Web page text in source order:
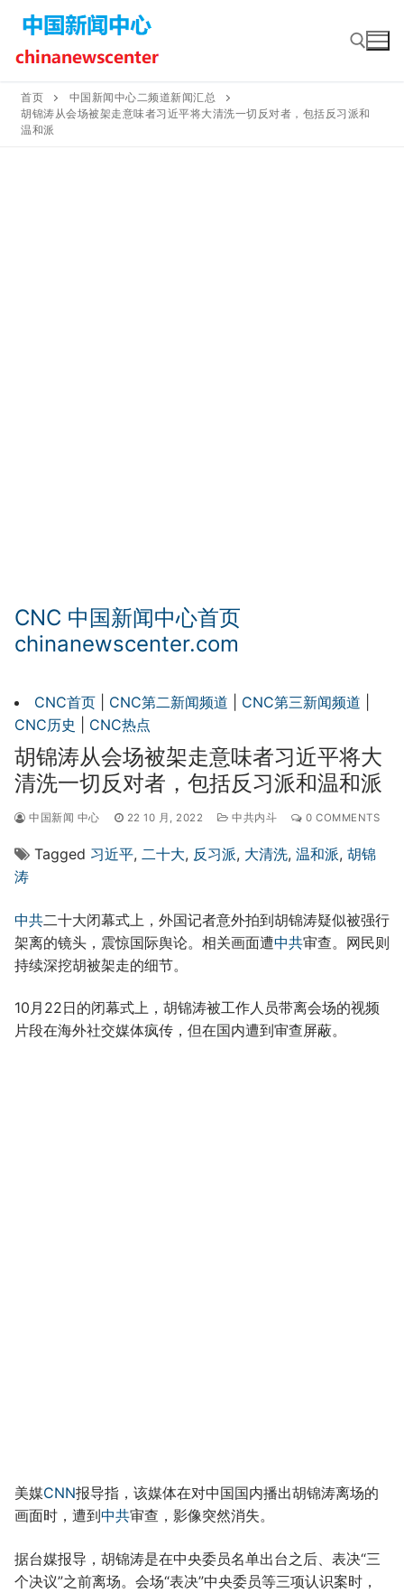
content
Search for:
首页
中国新闻中心二频道新闻汇总
胡锦涛从会场被架走意味者习近平将大清洗一切反对者，包括反习派和
温和派
CNC 中国新闻中心首页
chinanewscenter.com
CNC首页 CNC第二新闻频道 CNC第三新闻频道
CNC历史
CNC热点
胡锦涛从会场被架走意味者习近平将大
清洗一切反对者，包括反习派和温和派
中国新闻 中心 22 10 月, 2022 中共内斗 0 COMMENTS
Tagged 习近平, 二十大, 反习派, 大清洗, 温和派, 胡锦
涛
中共二十大闭幕式上，外国记者意外拍到胡锦涛疑似被强行
架离的镜头，震惊国际舆论。相关画面遭中共审查。网民则
持续深挖胡被架走的细节。
10月22日的闭幕式上，胡锦涛被工作人员带离会场的视频
片段在海外社交媒体疯传，但在国内遭到审查屏蔽。
美媒CNN报导指，该媒体在对中国国内播出胡锦涛离场的
画面时，遭到中共审查，影像突然消失。
据台媒报导，胡锦涛是在中央委员名单出台之后、表决“三
个决议”之前离场。会场“表决”中央委员等三项认识案时，